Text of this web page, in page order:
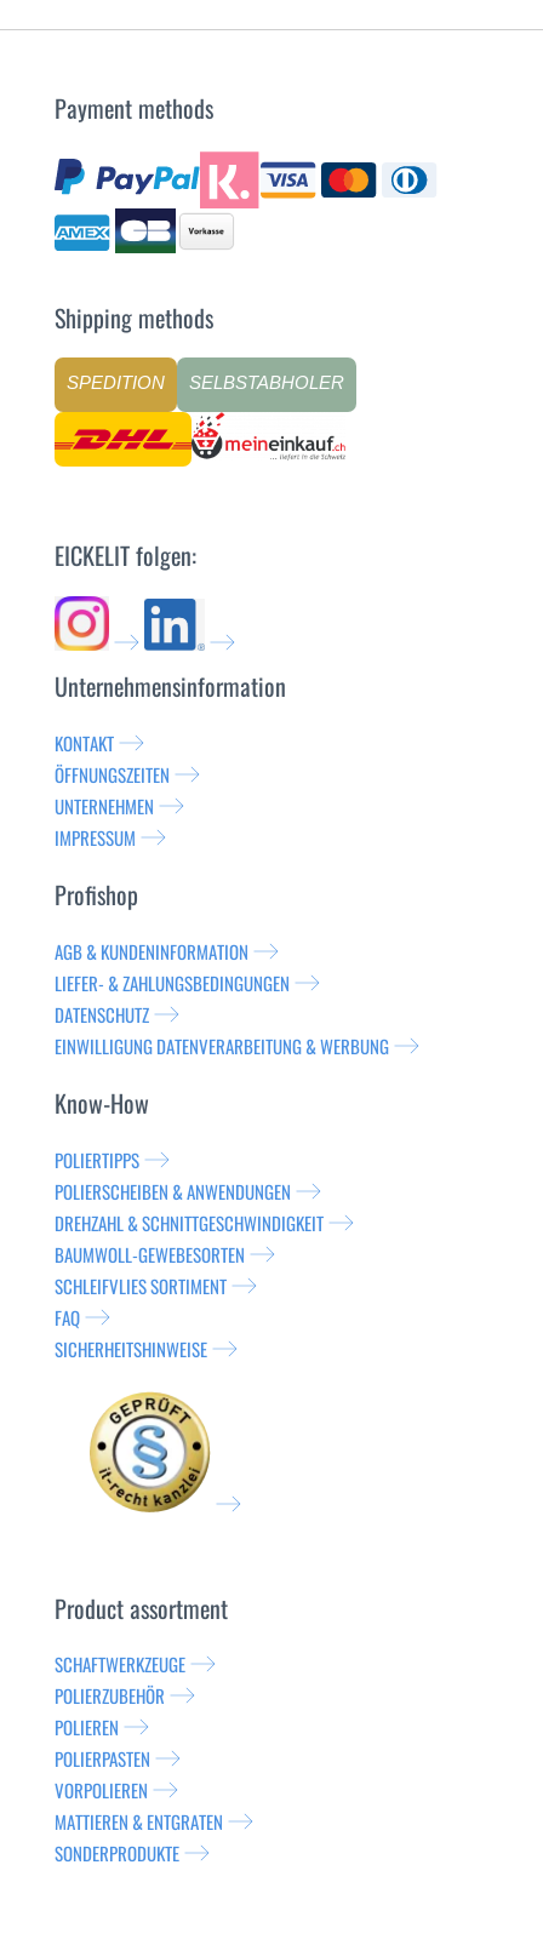
Payment methods
Shipping methods
SPEDITION SELBSTABHOLER
EICKELIT folgen:
Unternehmensinformation
KONTAKT
ÖFFNUNGSZEITEN
UNTERNEHMEN
IMPRESSUM
Profishop
AGB & KUNDENINFORMATION
LIEFER- & ZAHLUNGSBEDINGUNGEN
DATENSCHUTZ
EINWILLIGUNG DATENVERARBEITUNG & WERBUNG
Know-How
POLIERTIPPS
POLIERSCHEIBEN & ANWENDUNGEN
DREHZAHL & SCHNITTGESCHWINDIGKEIT
BAUMWOLL-GEWEBESORTEN
SCHLEIFVLIES SORTIMENT
FAQ
SICHERHEITSHINWEISE
Product assortment
SCHAFTWERKZEUGE
POLIERZUBEHÖR
POLIEREN
POLIERPASTEN
VORPOLIEREN
MATTIEREN & ENTGRATEN
SONDERPRODUKTE